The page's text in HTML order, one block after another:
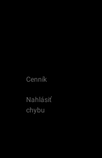
Cenník
Nahlásiť
chybu